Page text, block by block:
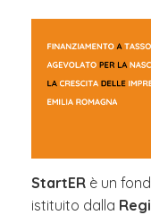
StartER è un
istituito dalla